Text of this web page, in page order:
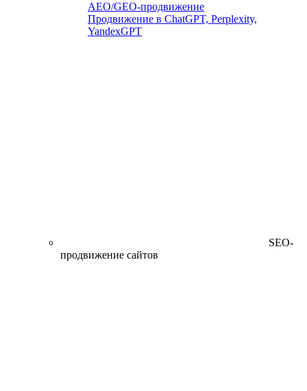
AEO/GEO-продвижение
Продвижение в ChatGPT, Perplexity,
YandexGPT
SEO-
продвижение сайтов